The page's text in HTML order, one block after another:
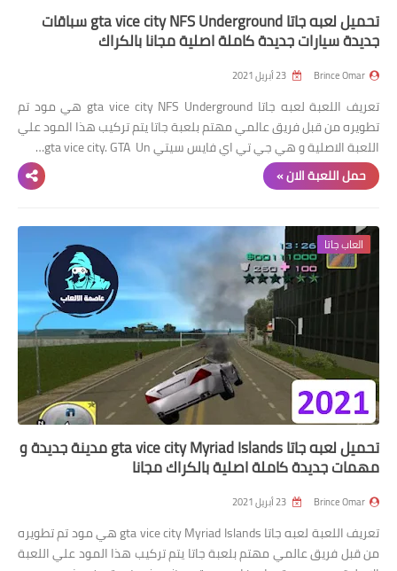
تحميل لعبه جاتا gta vice city NFS Underground سباقات
جديدة سيارات جديدة كاملة اصلية مجانا بالكراك
Brince Omar
تعريف اللعبة لعبه جاتا gta vice city NFS Underground هي مود تم
تطويره من قبل فريق عالمي مهتم بلعبة جاتا يتم تركيب هذا المود علي
اللعبة الاصلية و هي جي تي اي فايس سيتي gta vice city. GTA Un…
حمل اللعبة الان »
العاب جاتا
تحميل لعبه جاتا gta vice city Myriad Islands مدينة جديدة و
مهمات جديدة كاملة اصلية بالكراك مجانا
Brince Omar
تعريف اللعبة لعبه جاتا gta vice city Myriad Islands هي مود تم تطويره
من قبل فريق عالمي مهتم بلعبة جاتا يتم تركيب هذا المود علي اللعبة